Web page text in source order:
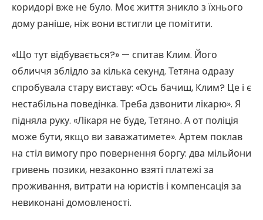
коридорі вже не було. Моє життя зникло з їхнього
дому раніше, ніж вони встигли це помітити.
«Що тут відбувається?» — спитав Клим. Його
обличчя зблідло за кілька секунд. Тетяна одразу
спробувала стару виставу: «Ось бачиш, Клим? Це і є
нестабільна поведінка. Треба дзвонити лікарю». Я
підняла руку. «Лікаря не буде, Тетяно. А от поліція
може бути, якщо ви заважатимете». Артем поклав
на стіл вимогу про повернення боргу: два мільйони
гривень позики, незаконно взяті платежі за
проживання, витрати на юристів і компенсація за
невиконані домовленості.